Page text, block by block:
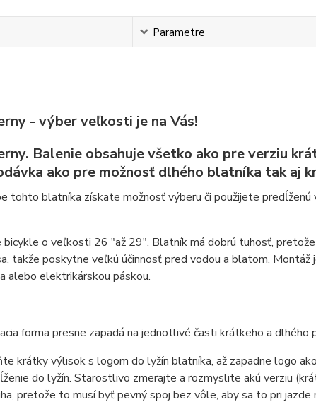
Parametre
- výber veľkosti je na Vás!
Balenie obsahuje všetko ako pre verziu
ako pre možnosť dlhého blatníka tak aj
tohto blatníka získate možnosť výberu či použijete
o veľkosti 26 "až 29". Blatník má dobrú tuhosť,
takže poskytne veľkú účinnosť pred vodou a blatom. Montáž
alebo elektrikárskou páskou.
forma presne zapadá na jednotlivé časti krátkeho a dlhého
krátky výlisok s logom do lyžín blatníka, až zapadne logo
do lyžín. Starostlivo zmerajte a rozmyslite akú verziu
pretože to musí byť pevný spoj bez vôle, aby sa to pri jazde